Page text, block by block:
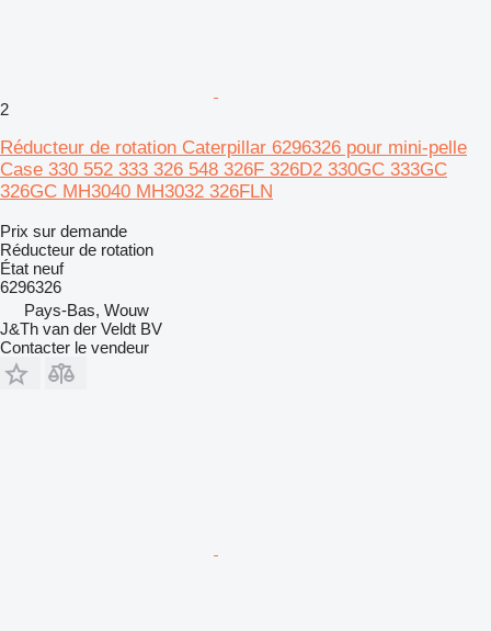
2
Réducteur de rotation Caterpillar 6296326 pour mini-pelle
Case 330 552 333 326 548 326F 326D2 330GC 333GC
326GC MH3040 MH3032 326FLN
Prix sur demande
Réducteur de rotation
État neuf
6296326
Pays-Bas, Wouw
J&Th van der Veldt BV
Contacter le vendeur